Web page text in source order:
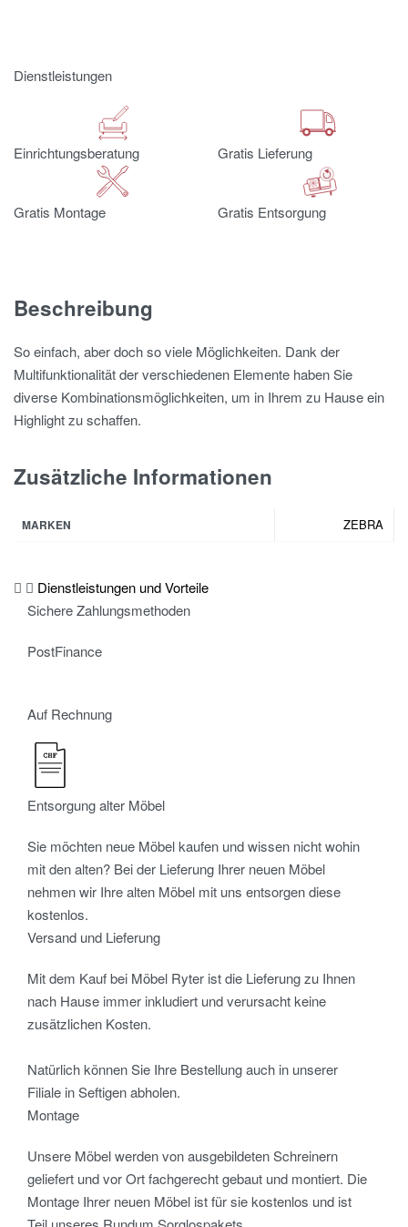
Dienstleistungen
Einrichtungsberatung Gratis Lieferung
Gratis Montage Gratis Entsorgung
Beschreibung
So einfach, aber doch so viele Möglichkeiten. Dank der
Multifunktionalität der verschiedenen Elemente haben Sie
diverse Kombinationsmöglichkeiten, um in Ihrem zu Hause ein
Highlight zu schaffen.
Zusätzliche Informationen
MARKEN ZEBRA
Dienstleistungen und Vorteile
Sichere Zahlungsmethoden
PostFinance
Auf Rechnung
Entsorgung alter Möbel
Sie möchten neue Möbel kaufen und wissen nicht wohin
mit den alten? Bei der Lieferung Ihrer neuen Möbel
nehmen wir Ihre alten Möbel mit uns entsorgen diese
kostenlos.
Versand und Lieferung
Mit dem Kauf bei Möbel Ryter ist die Lieferung zu Ihnen
nach Hause immer inkludiert und verursacht keine
zusätzlichen Kosten.
Natürlich können Sie Ihre Bestellung auch in unserer
Filiale in Seftigen abholen.
Montage
Unsere Möbel werden von ausgebildeten Schreinern
geliefert und vor Ort fachgerecht gebaut und montiert. Die
Montage Ihrer neuen Möbel ist für sie kostenlos und ist